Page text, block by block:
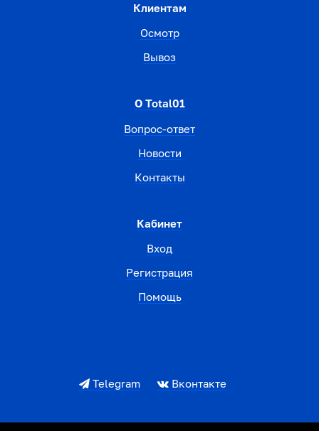
Клиентам
Осмотр
Вывоз
О Total01
Вопрос-ответ
Новости
Контакты
Кабинет
Вход
Регистрация
Помощь
Telegram Вконтакте